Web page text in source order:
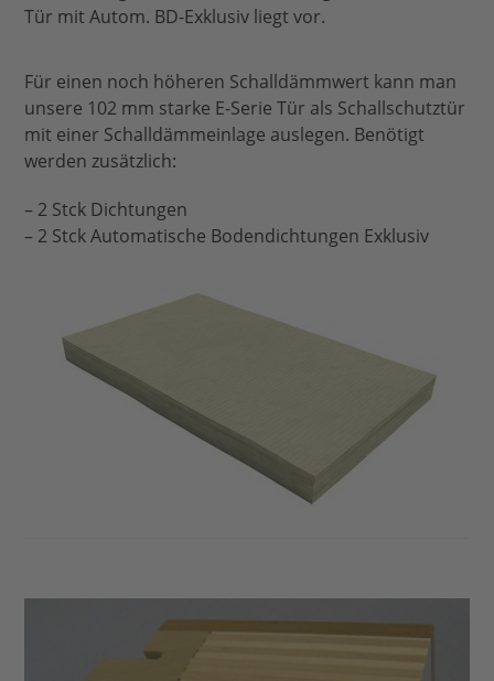
Tür mit Autom. BD-Exklusiv liegt vor.
Für einen noch höheren Schalldämmwert kann man
unsere 102 mm starke E-Serie Tür als Schallschutztür
mit einer Schalldämmeinlage auslegen. Benötigt
werden zusätzlich:
– 2 Stck Dichtungen
– 2 Stck Automatische Bodendichtungen Exklusiv